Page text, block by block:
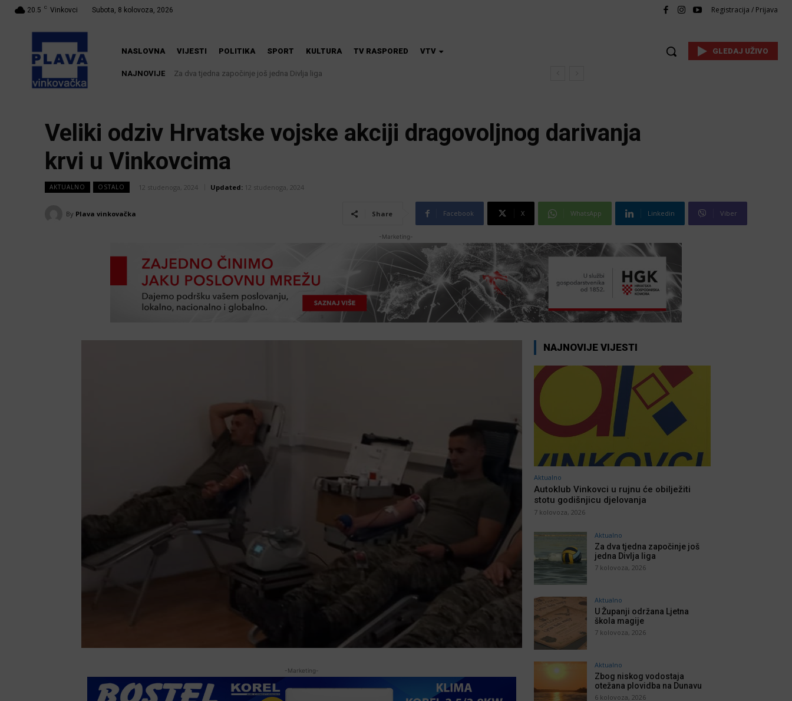
Registracija / Prijava
20.5 C Vinkovci Subota, 8 kolovoza, 2026
NASLOVNA VIJESTI POLITIKA SPORT KULTURA TV RASPORED VTV
NAJNOVIJE Za dva tjedna započinje još jedna Divlja liga
GLEDAJ UŽIVO
Veliki odziv Hrvatske vojske akciji dragovoljnog darivanja
krvi u Vinkovcima
AKTUALNO OSTALO 12 studenoga, 2024 Updated: 12 studenoga, 2024
By Plava vinkovačka Share Facebook X WhatsApp Linkedin Viber
-Marketing-
-Marketing-
NAJNOVIJE VIJESTI
Aktualno
Autoklub Vinkovci u rujnu će obilježiti
stotu godišnjicu djelovanja
7 kolovoza, 2026
Aktualno
Za dva tjedna započinje još
jedna Divlja liga
7 kolovoza, 2026
Aktualno
U Županji održana Ljetna
škola magije
7 kolovoza, 2026
Aktualno
Zbog niskog vodostaja
otežana plovidba na Dunavu
6 kolovoza, 2026